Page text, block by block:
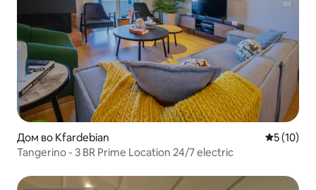
Дом во Kfardebian Просечна
5 (10)
Tangerino - 3 BR Prime Location 24/7 electric